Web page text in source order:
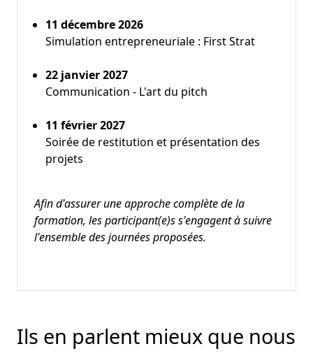
11 décembre 2026
Simulation entrepreneuriale : First Strat
22 janvier 2027
Communication - L'art du pitch
11 février 2027
Soirée de restitution et présentation des
projets
Afin d'assurer une approche complète de la
formation, les participant(e)s s'engagent à suivre
l'ensemble des journées proposées.
Ils en parlent mieux que nous